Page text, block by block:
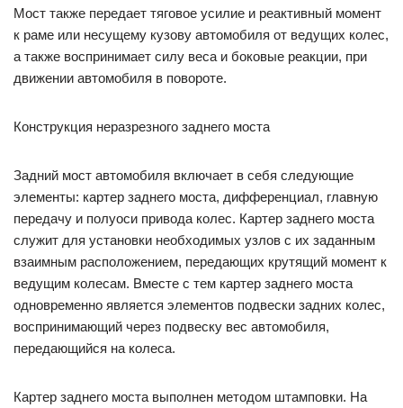
Мост также передает тяговое усилие и реактивный момент
к раме или несущему кузову автомобиля от ведущих колес,
а также воспринимает силу веса и боковые реакции, при
движении автомобиля в повороте.
Конструкция неразрезного заднего моста
Задний мост автомобиля включает в себя следующие
элементы: картер заднего моста, дифференциал, главную
передачу и полуоси привода колес. Картер заднего моста
служит для установки необходимых узлов с их заданным
взаимным расположением, передающих крутящий момент к
ведущим колесам. Вместе с тем картер заднего моста
одновременно является элементов подвески задних колес,
воспринимающий через подвеску вес автомобиля,
передающийся на колеса.
Картер заднего моста выполнен методом штамповки. На